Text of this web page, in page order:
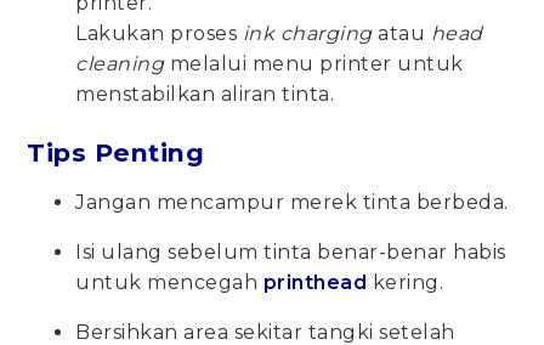
Lakukan proses ink chargingatau head
cleaningmelalui menu printer untuk
menstabilkan aliran tinta.
Tips Penting
Jangan mencampur merek tinta berbeda.
Isi ulang sebelum tinta benar-benar habis
untuk mencegah printhead kering.
Bersihkan area sekitar tangki setelah